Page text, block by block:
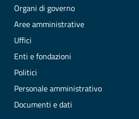
Organi di governo
Aree amministrative
Uffici
Enti e fondazioni
Politici
Personale amministrativo
Documenti e dati